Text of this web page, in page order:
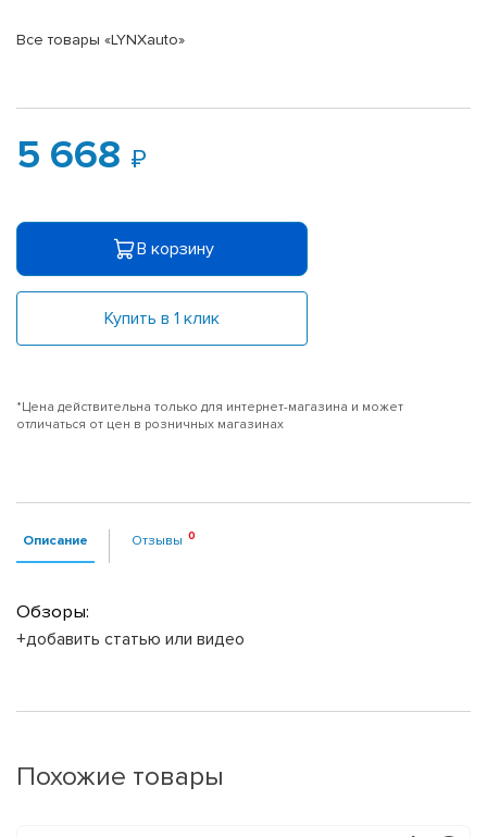
Все товары «LYNXauto»
5 668
В корзину
Купить в 1 клик
*Цена действительна только для интернет-магазина и может
отличаться от цен в розничных магазинах
Описание Отзывы
Обзоры:
+добавить статью или видео
Похожие товары